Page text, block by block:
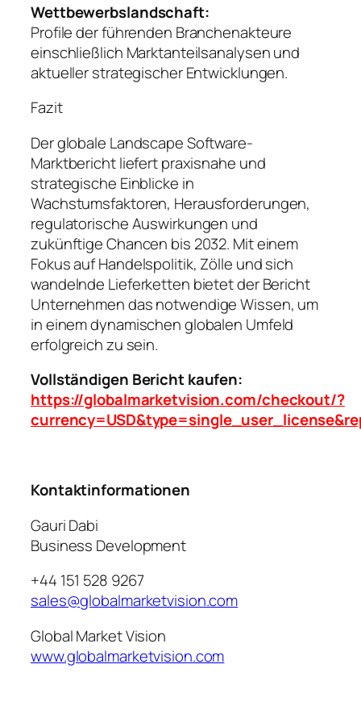
Wettbewerbslandschaft:
Profile der führenden Branchenakteure
einschließlich Marktanteilsanalysen und
aktueller strategischer Entwicklungen.
Fazit
Der globale Landscape Software-
Marktbericht liefert praxisnahe und
strategische Einblicke in
Wachstumsfaktoren, Herausforderungen,
regulatorische Auswirkungen und
zukünftige Chancen bis 2032. Mit einem
Fokus auf Handelspolitik, Zölle und sich
wandelnde Lieferketten bietet der Bericht
Unternehmen das notwendige Wissen, um
in einem dynamischen globalen Umfeld
erfolgreich zu sein.
Vollständigen Bericht kaufen:
https://globalmarketvision.com/checkout/?
Kontaktinformationen
Gauri Dabi
Business Development
+44 151 528 9267
sales@globalmarketvision.com
Global Market Vision
www.globalmarketvision.com